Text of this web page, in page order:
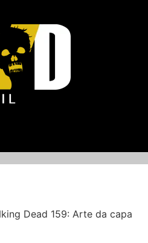
Dead 159: Arte da capa